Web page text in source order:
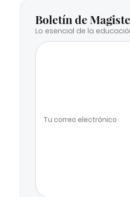
Boletín de
Lo esencial de la